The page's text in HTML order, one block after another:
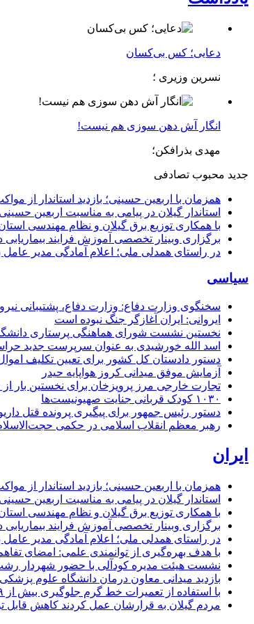
دعایی؛ کس بی‌کسان
نسرین وزیری ؛
انگار آش دهن سوزی هم نیست!
مهدی بذرافکن؛
جدید محبوب تصادفی
همزمان با اربعین حسینی؛ بازدید استاندار از
استاندار گیلان در پیامی به مناسبت اربعین
با همکاری توزیع برق گیلان و نظام مهندسی
برگزاری وبینار تخصصی آموزش فرایند
در راستای همدلی ملی؛ اعلام آمادگی مدیر
سیاسی
سخنگوی وزارت دفاع: وزارت دفاع، پشتیبانی
ایروانی: ایران آغازگر جنگ نبوده است
نخستین نشست شورای هماهنگی پرستاری
اسد الله خورشیدی به عنوان سرپرست جدید
دستور دادستان کل کشور برای تعیین تکلیف اموال
آزمایش موفق میدانی کروز هواپایه حیدر
تجارت خارجی مرز پرویزخان برای نخستین بار
۱۰۳۰ کودک قربانی جنایت صهیونیست‌ها
دستور رئیس جمهور برای پیگیری پرونده قتل
رهبر معظم انقلاب اسلامی در حکمی
ایران
همزمان با اربعین حسینی؛ بازدید استاندار از
استاندار گیلان در پیامی به مناسبت اربعین
با همکاری توزیع برق گیلان و نظام مهندسی
برگزاری وبینار تخصصی آموزش فرایند
در راستای همدلی ملی؛ اعلام آمادگی مدیر
با هدف بهره‌گیری از توانمندی علمی: امضای
نشست هیئت مدیره کودآلی با حضور شهردار رشت
بازدید میدانی معاون درمان دانشگاه علوم
با استفاده از تعمیرات خط گرم جلوگیری بیش از ۱۹ درصدی از اعمال خاموشی برای مشتركان
مردم گیلان به قرارشان عمل کردند كاهش قابل توجه مصرف